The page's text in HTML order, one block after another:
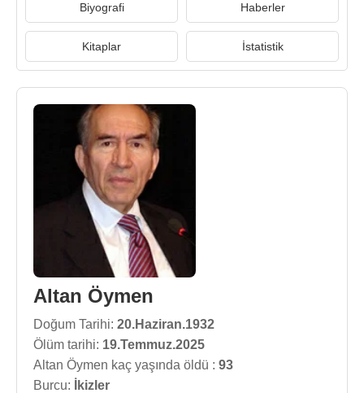
Biyografi Haberler
Kitaplar İstatistik
Altan Öymen
Doğum Tarihi: 20.Haziran.1932
Ölüm tarihi: 19.Temmuz.2025
Altan Öymen kaç yaşında öldü : 93
Burcu:
İkizler